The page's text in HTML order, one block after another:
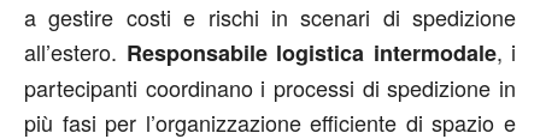
a gestire costi e rischi in scenari di spedizione
all’estero. Responsabile logistica intermodale, i
partecipanti coordinano i processi di spedizione in
più fasi per l’organizzazione efficiente di spazio e